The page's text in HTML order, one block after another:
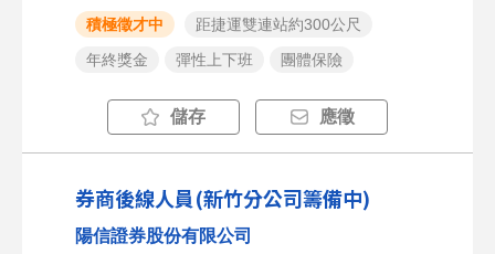
積極徵才中
距捷運雙連站約300公尺
年終獎金
彈性上下班 團體保險
儲存 應徵
券商後線人員(新竹分公司籌備中)
陽信證券股份有限公司